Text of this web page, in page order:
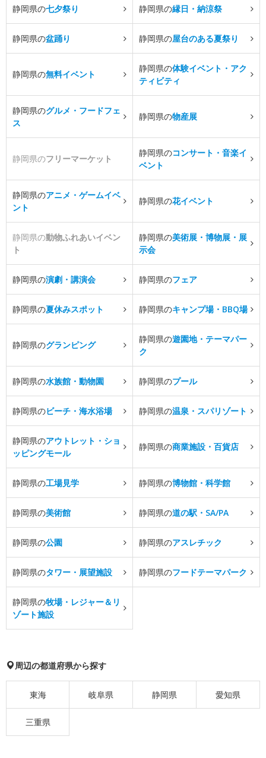
静岡県の七夕祭り 静岡県の縁日・納涼祭
静岡県の盆踊り 静岡県の屋台のある夏祭り
静岡県の無料イベント
静岡県の体験イベント・アク
ティビティ
静岡県のグルメ・フードフェ
ス
静岡県の物産展
静岡県のフリーマーケット
静岡県のコンサート・音楽イ
ベント
静岡県のアニメ・ゲームイベ
ント
静岡県の花イベント
静岡県の動物ふれあいイベン
ト
静岡県の美術展・博物展・展
示会
静岡県の演劇・講演会 静岡県のフェア
静岡県の夏休みスポット 静岡県のキャンプ場・BBQ場
静岡県のグランピング
静岡県の遊園地・テーマパー
ク
静岡県の水族館・動物園 静岡県のプール
静岡県のビーチ・海水浴場 静岡県の温泉・スパリゾート
静岡県のアウトレット・ショ
ッピングモール
静岡県の商業施設・百貨店
静岡県の工場見学 静岡県の博物館・科学館
静岡県の美術館 静岡県の道の駅・SA/PA
静岡県の公園 静岡県のアスレチック
静岡県のタワー・展望施設 静岡県のフードテーマパーク
静岡県の牧場・レジャー＆リ
ゾート施設
周辺の都道府県から探す
東海 岐阜県 静岡県 愛知県
三重県